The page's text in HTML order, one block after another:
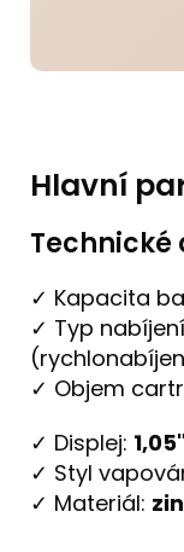
Hlavní
✓ Kapacita
✓ Typ
✓ Objem
✓ Displej:
✓ Styl
✓ Materiál: